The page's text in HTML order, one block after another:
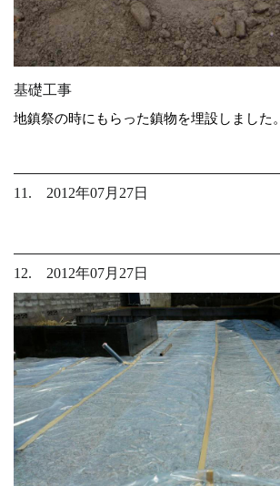
基礎工事
地鎮祭の時にもらった鎮物を埋設しました。
11. 2012年07月27日
12. 2012年07月27日